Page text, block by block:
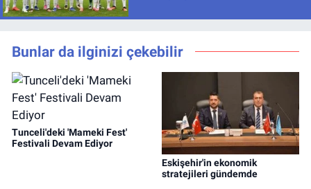
Bunlar da ilginizi çekebilir
Tunceli'deki 'Mameki Fest'
Festivali Devam Ediyor
Eskişehir'in ekonomik
stratejileri gündemde